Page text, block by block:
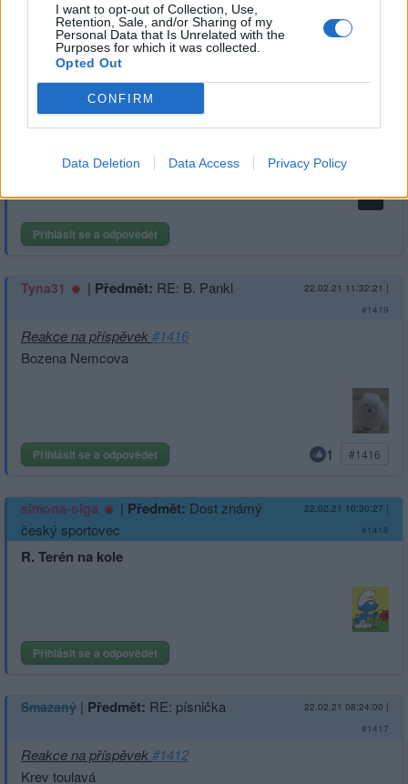
I want to opt-out of Collection, Use,
Retention, Sale, and/or Sharing of my
Personal Data that Is Unrelated with the
Purposes for which it was collected.
Opted Out
CONFIRM
Data Deletion Data Access Privacy Policy
Přihlásit se a odpovědět
Reklama
Smazaný|Předmět:Místo výskytu Jožina z
Bažin.
Přihlásit se a odpovědět
Tyna31 | Předmět: RE: B. Pankl 22.02.21 11:32:21 |
#1419
Reakce na příspěvek#1416
Bozena Nemcova
Přihlásit se a odpovědět 1 #1416
simona-olga | Předmět: Dost známý
český sportovec
22.02.21 10:30:27 |
#1418
R. Terén na kole
Přihlásit se a odpovědět
Smazaný | Předmět: RE: písnička 22.02.21 08:24:00 |
#1417
Reakce na příspěvek#1412
Krev toulavá